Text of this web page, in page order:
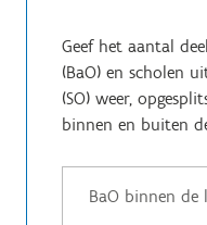
Geef het aantal
(BaO) en scholen
(SO) weer,
binnen en buiten